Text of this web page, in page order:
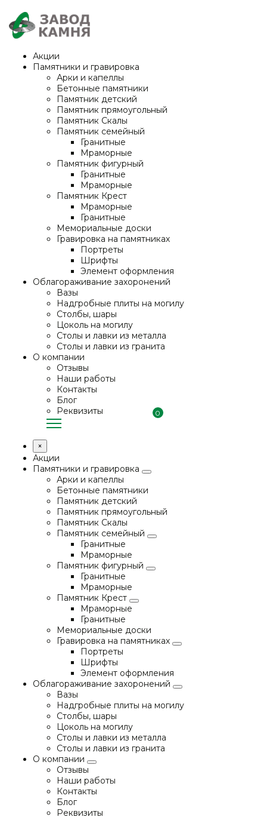
Акции
Памятники и гравировка
Арки и капеллы
Бетонные памятники
Памятник детский
Памятник прямоугольный
Памятник Скалы
Памятник семейный
Гранитные
Мраморные
Памятник фигурный
Гранитные
Мраморные
Памятник Крест
Мраморные
Гранитные
Мемориальные доски
Гравировка на памятниках
Портреты
Шрифты
Элемент оформления
Облагораживание захоронений
Вазы
Надгробные плиты на могилу
Столбы, шары
Цоколь на могилу
Столы и лавки из металла
Столы и лавки из гранита
О компании
Отзывы
Наши работы
Контакты
Блог
Реквизиты
0
×
Акции
Памятники и гравировка
Арки и капеллы
Бетонные памятники
Памятник детский
Памятник прямоугольный
Памятник Скалы
Памятник семейный
Гранитные
Мраморные
Памятник фигурный
Гранитные
Мраморные
Памятник Крест
Мраморные
Гранитные
Мемориальные доски
Гравировка на памятниках
Портреты
Шрифты
Элемент оформления
Облагораживание захоронений
Вазы
Надгробные плиты на могилу
Столбы, шары
Цоколь на могилу
Столы и лавки из металла
Столы и лавки из гранита
О компании
Отзывы
Наши работы
Контакты
Блог
Реквизиты